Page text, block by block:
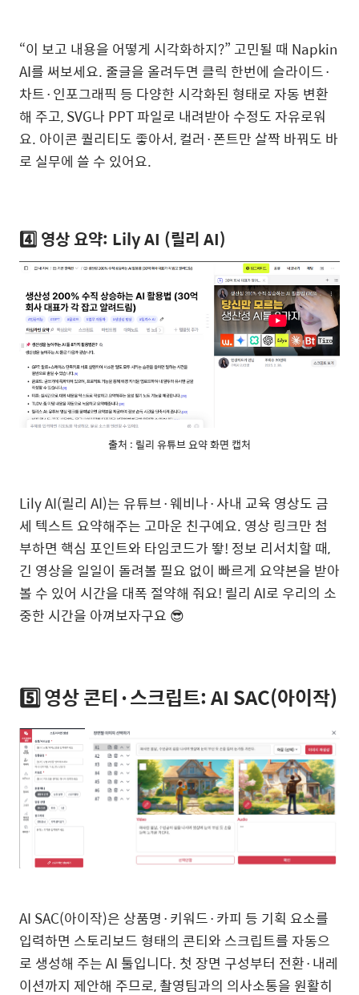
“이 보고 내용을 어떻게 시각화하지?” 고민될 때 Napkin
AI를 써보세요. 줄글을 올려두면 클릭 한번에 슬라이드·
차트·인포그래픽 등 다양한 시각화된 형태로 자동 변환
해 주고, SVG나 PPT 파일로 내려받아 수정도 자유로워
요. 아이콘 퀄리티도 좋아서, 컬러·폰트만 살짝 바꿔도 바
로 실무에 쓸 수 있어요.
4️⃣ 영상 요약: Lily AI (릴리 AI)
출처 : 릴리 유튜브 요약 화면 캡처
Lily AI(릴리 AI)는 유튜브·웨비나·사내 교육 영상도 금
세 텍스트 요약해주는 고마운 친구예요. 영상 링크만 첨
부하면 핵심 포인트와 타임코드가 뙇! 정보 리서치할 때,
긴 영상을 일일이 돌려볼 필요 없이 빠르게 요약본을 받아
볼 수 있어 시간을 대폭 절약해 줘요! 릴리 AI로 우리의 소
중한 시간을 아껴보자구요 😎
5️⃣ 영상 콘티·스크립트: AI SAC(아이작)
AI SAC(아이작)은 상품명·키워드·카피 등 기획 요소를
입력하면 스토리보드 형태의 콘티와 스크립트를 자동으
로 생성해 주는 AI 툴입니다. 첫 장면 구성부터 전환·내레
이션까지 제안해 주므로, 촬영팀과의 의사소통을 원활히